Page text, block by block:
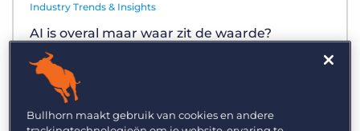
Industry Trends & Insights
AI is overal maar waar zit de waarde?
Bullhorn maakt gebruik van cookies en andere